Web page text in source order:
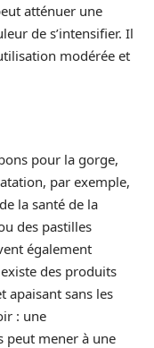
atténuer une
de s’intensifier. Il
modérée et
pour la gorge,
par exemple,
la santé de la
des pastilles
également
des produits
apaisant sans les
: une
peut mener à une